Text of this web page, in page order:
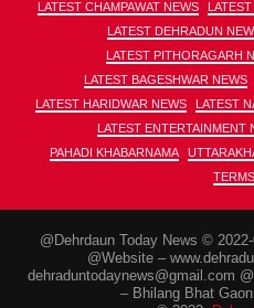
LATEST CHAMPAWAT NEWS
LATEST DEHRADUN
LATEST PITHORAGARH
LATEST BAGESHWAR NEWS
LATEST HARIDWAR NEWS
LATEST
LATEST ENTERTAINMENT
PAHADI KHABARNAMA
@Dehrdaun Today News ©
@Website –
dehraduntodaynews@gmail.com
– Bhilang Bhat